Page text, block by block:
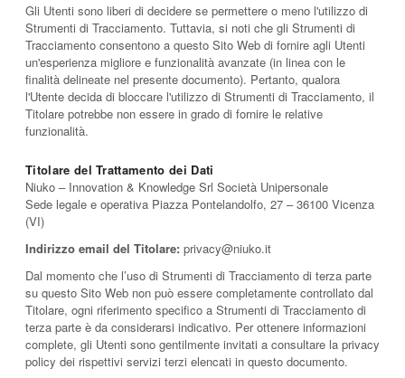
Gli Utenti sono liberi di decidere se permettere o meno l'utilizzo di
Strumenti di Tracciamento. Tuttavia, si noti che gli Strumenti di
Tracciamento consentono a questo Sito Web di fornire agli Utenti
un'esperienza migliore e funzionalità avanzate (in linea con le
finalità delineate nel presente documento). Pertanto, qualora
l'Utente decida di bloccare l'utilizzo di Strumenti di Tracciamento, il
Titolare potrebbe non essere in grado di fornire le relative
funzionalità.
Titolare del Trattamento dei Dati
Niuko – Innovation & Knowledge Srl Società Unipersonale
Sede legale e operativa Piazza Pontelandolfo, 27 – 36100 Vicenza
(VI)
Indirizzo email del Titolare: privacy@niuko.it
Dal momento che l’uso di Strumenti di Tracciamento di terza parte
su questo Sito Web non può essere completamente controllato dal
Titolare, ogni riferimento specifico a Strumenti di Tracciamento di
terza parte è da considerarsi indicativo. Per ottenere informazioni
complete, gli Utenti sono gentilmente invitati a consultare la privacy
policy dei rispettivi servizi terzi elencati in questo documento.